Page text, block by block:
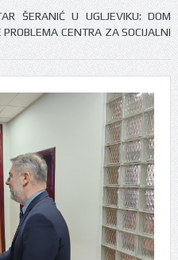
ŠERANIĆ U UGLJEVIKU: DOM
CENTRA ZA SOCIJALNI